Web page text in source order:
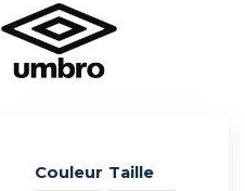
Couleur Taille
Alternative: